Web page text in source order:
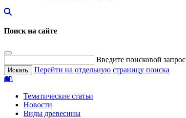
Поиск на сайте
Введите поисковой запрос
Перейти на отдельную страницу поиска
Тематические статьи
Новости
Виды древесины